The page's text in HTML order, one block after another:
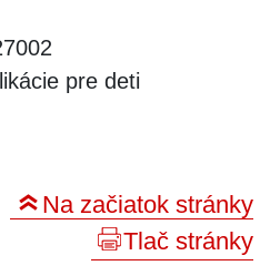
pre deti
Na začiatok stránky
Tlač stránky